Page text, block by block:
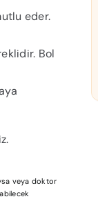
eder.
Bol
veya doktor